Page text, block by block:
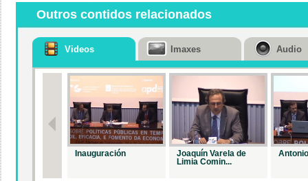
Outros contidos relacionados
Videos
Inauguración
Joaquín Varela de
Limia Comin...
Imaxes Audio